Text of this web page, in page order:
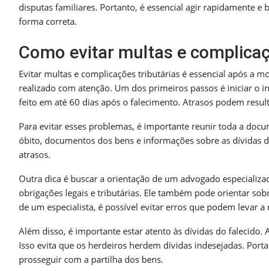
disputas familiares. Portanto, é essencial agir rapidamente
forma correta.
Como evitar multas e
Evitar multas e complicações tributárias é essencial após a
realizado com atenção. Um dos primeiros passos é iniciar o
feito em até 60 dias após o falecimento. Atrasos podem
Para evitar esses problemas, é importante reunir toda a
óbito, documentos dos bens e informações sobre as
atrasos.
Outra dica é buscar a orientação de um advogado
obrigações legais e tributárias. Ele também pode orientar
de um especialista, é possível evitar erros que podem levar a
Além disso, é importante estar atento às dívidas do falecido.
Isso evita que os herdeiros herdem dívidas indesejadas.
prosseguir com a partilha dos bens.